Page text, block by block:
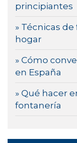
principiantes
» Técnicas
hogar
» Cómo
en España
» Qué hacer
fontanería